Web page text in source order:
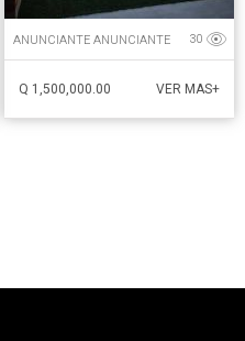
ANUNCIANTE ANUNCIANTE 30
Q 1,500,000.00 VER MAS+